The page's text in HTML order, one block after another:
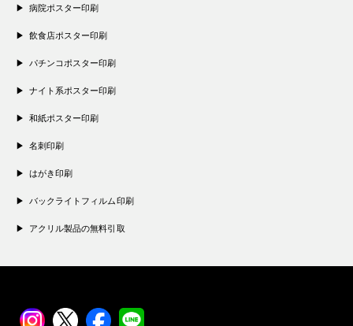
病院ポスター印刷
飲食店ポスター印刷
パチンコポスター印刷
ナイト系ポスター印刷
和紙ポスター印刷
名刺印刷
はがき印刷
バックライトフィルム印刷
アクリル製品の無料引取